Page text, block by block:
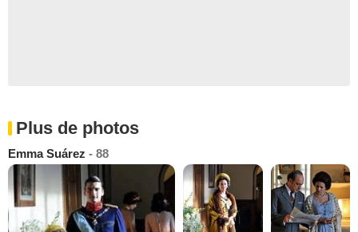
Plus de photos
Emma Suárez - 88